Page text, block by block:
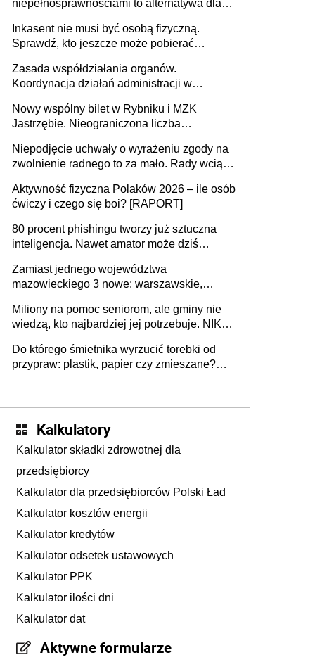
niepełnosprawnościami to alternatywa dla
samodzielnie lub z rodziną
Inkasent nie musi być osobą fizyczną.
Sprawdź, kto jeszcze może pobierać
Zasada współdziałania organów.
Koordynacja działań administracji w
Nowy wspólny bilet w Rybniku i MZK
Jastrzębie. Nieograniczona liczba
Niepodjęcie uchwały o wyrażeniu zgody na
zwolnienie radnego to za mało. Rady wciąż
rozstrzygać sprawy
Aktywność fizyczna Polaków 2026 – ile osób
ćwiczy i czego się boi? [RAPORT]
80 procent phishingu tworzy już sztuczna
inteligencja. Nawet amator może dziś
Zamiast jednego województwa
mazowieckiego 3 nowe: warszawskie,
Europie nie ma tak dużych jednostek
stołecznych
Miliony na pomoc seniorom, ale gminy nie
wiedzą, kto najbardziej jej potrzebuje. NIK
Do którego śmietnika wyrzucić torebki od
przypraw: plastik, papier czy zmieszane?
Kalkulatory
Kalkulator składki zdrowotnej dla
przedsiębiorcy
Kalkulator dla przedsiębiorców Polski Ład
Kalkulator kosztów energii
Kalkulator kredytów
Kalkulator odsetek ustawowych
Kalkulator PPK
Kalkulator ilości dni
Kalkulator dat
Aktywne formularze